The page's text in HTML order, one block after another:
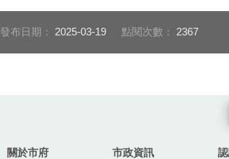
發布日期： 2025-03-19 點閱次數： 2367
關於市府 市政資訊